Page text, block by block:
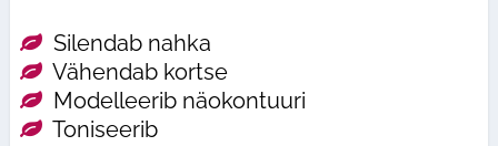
Silendab nahka
Vähendab kortse
Modelleerib näokontuuri
Toniseerib